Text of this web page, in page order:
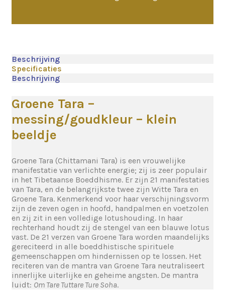
Beschrijving
Specificaties
Beschrijving
Groene Tara –
messing/goudkleur – klein
beeldje
Groene Tara (Chittamani Tara) is een vrouwelijke
manifestatie van verlichte energie; zij is zeer populair
in het Tibetaanse Boeddhisme. Er zijn 21 manifestaties
van Tara, en de belangrijkste twee zijn Witte Tara en
Groene Tara. Kenmerkend voor haar verschijningsvorm
zijn de zeven ogen in hoofd, handpalmen en voetzolen
en zij zit in een volledige lotushouding. In haar
rechterhand houdt zij de stengel van een blauwe lotus
vast. De 21 verzen van Groene Tara worden maandelijks
gereciteerd in alle boeddhistische spirituele
gemeenschappen om hindernissen op te lossen. Het
reciteren van de mantra van Groene Tara neutraliseert
innerlijke uiterlijke en geheime angsten. De mantra
luidt: Om Tare Tuttare Ture Soha.